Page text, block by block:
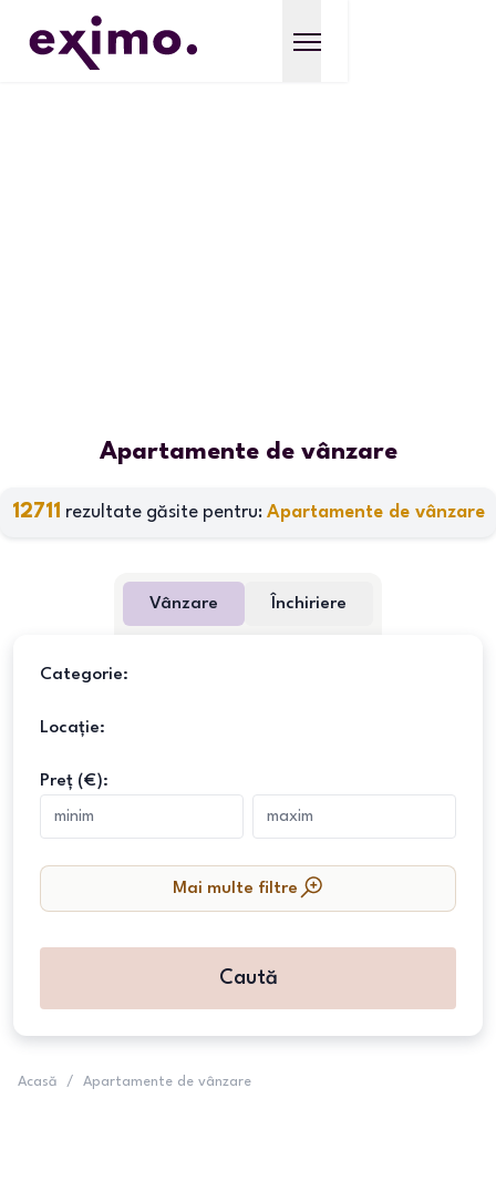
Apartamente de vânzare
12711 rezultate găsite pentru: Apartamente de vânzare
Vânzare Închiriere
Categorie:
Locație:
Preț (€):
Mai multe filtre
Caută
Acasă / Apartamente de vânzare